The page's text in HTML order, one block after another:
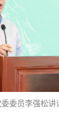
委员李强松讲